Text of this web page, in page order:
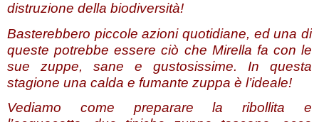
distruzione della biodiversità!
Basterebbero piccole azioni quotidiane, ed una di
queste potrebbe essere ciò che Mirella fa con le
sue zuppe, sane e gustosissime. In questa
stagione una calda e fumante zuppa è l’ideale!
Vediamo come preparare la ribollita e